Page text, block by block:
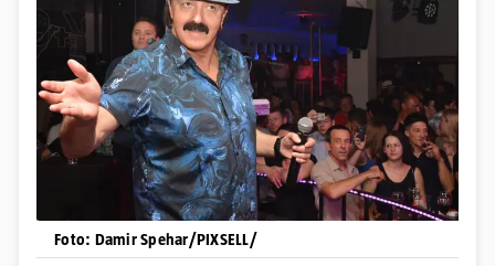
Foto: Damir Spehar/PIXSELL/